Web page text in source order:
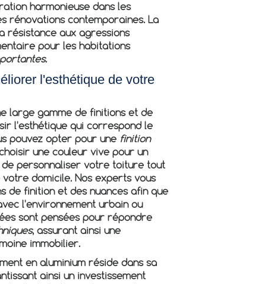
harmonieuse dans les
rénovations contemporaines. La
résistance aux agressions
pour les habitations
.
l'esthétique de votre
large gamme de finitions et de
l'esthétique qui correspond le
pouvez opter pour une finition
une couleur vive pour un
de personnaliser votre toiture tout
domicile. Nos experts vous
de finition et des nuances afin que
l'environnement urbain ou
sont pensées pour répondre
, assurant ainsi une
immobilier.
en aluminium réside dans sa
ainsi un investissement